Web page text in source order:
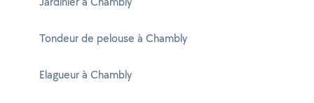
Tondeur de pelouse à Chambly
Elagueur à Chambly